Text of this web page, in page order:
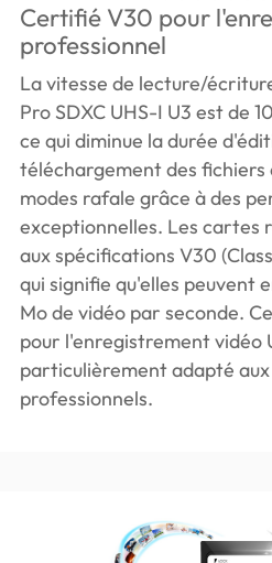
Certifié V30 pour
professionnel
La vitesse de lecture/
Pro SDXC UHS-I U3 est de
ce qui diminue la durée
téléchargement des fichiers
modes rafale grâce à des
exceptionnelles. Les cartes
aux spécifications V30
qui signifie qu'elles peuvent
Mo de vidéo par seconde.
pour l'enregistrement vidéo
particulièrement adapté
professionnels.